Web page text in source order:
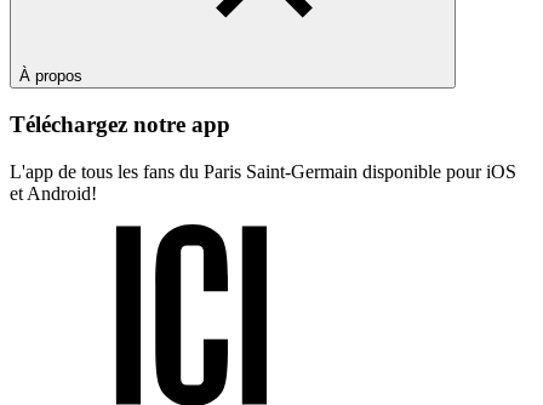
À propos
Téléchargez notre app
L'app de tous les fans du Paris Saint-Germain disponible pour iOS
et Android!